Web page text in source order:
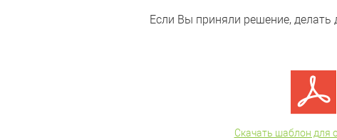
Если Вы приняли решение,
Скачать шаблон для